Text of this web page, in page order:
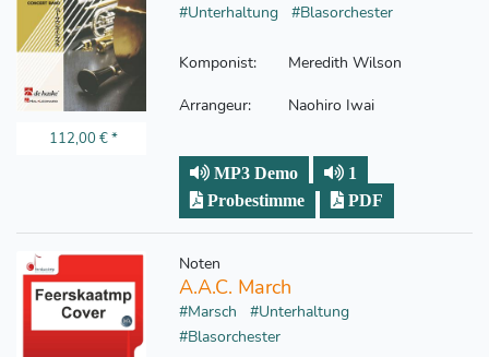
112,00 €*
#Unterhaltung
#Blasorchester
Komponist:
Meredith Wilson
Arrangeur:
Naohiro Iwai
MP3 Demo
1
Probestimme
PDF
Noten
A.A.C. March
#Marsch
#Unterhaltung
#Blasorchester